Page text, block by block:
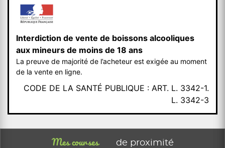
Interdiction de vente de boissons alcooliques
aux mineurs de moins de 18 ans
La preuve de majorité de l’acheteur est exigée au moment
de la vente en ligne.
CODE DE LA SANTÉ PUBLIQUE : ART. L. 3342-1.
L. 3342-3
Mes courses de proximité